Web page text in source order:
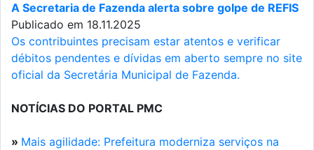
A Secretaria de Fazenda alerta sobre golpe de REFIS
Publicado em 18.11.2025
Os contribuintes precisam estar atentos e verificar
débitos pendentes e dívidas em aberto sempre no site
oficial da Secretária Municipal de Fazenda.
NOTÍCIAS DO PORTAL PMC
» Mais agilidade: Prefeitura moderniza serviços na